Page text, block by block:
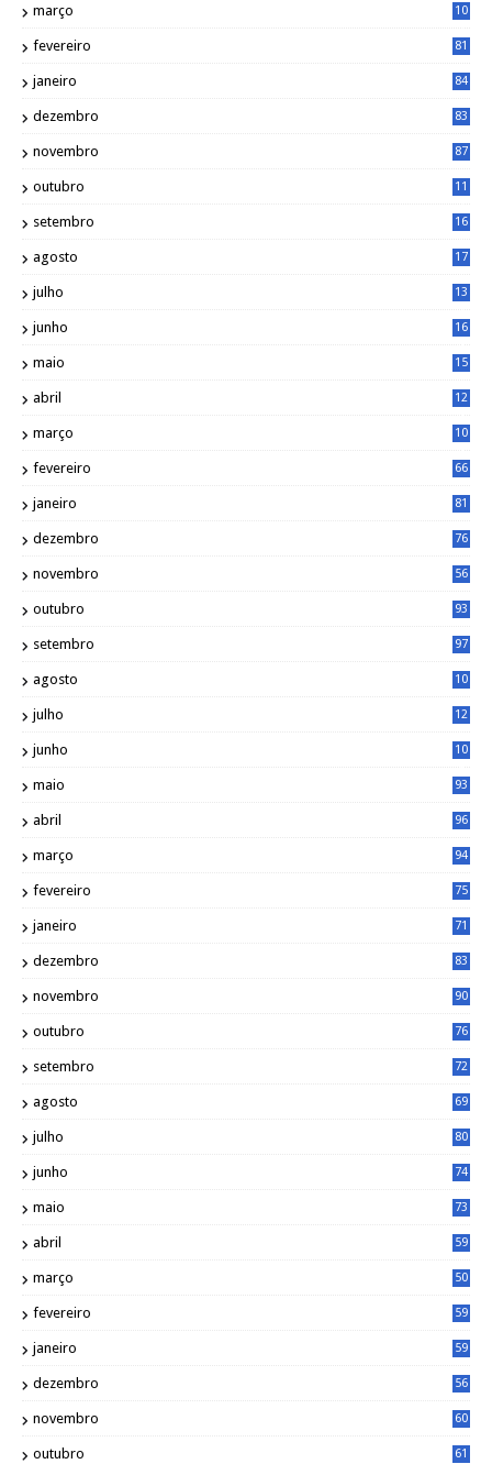
março
10
fevereiro 81
janeiro 84
dezembro 83
novembro 87
outubro
11
setembro
16
agosto
17
julho
13
junho
16
maio
15
abril
12
março
10
fevereiro 66
janeiro 81
dezembro 76
novembro 56
outubro 93
setembro 97
agosto
10
julho
12
junho
10
maio 93
abril 96
março 94
fevereiro 75
janeiro 71
dezembro 83
novembro 90
outubro 76
setembro 72
agosto 69
julho 80
junho 74
maio 73
abril 59
março 50
fevereiro 59
janeiro 59
dezembro 56
novembro 60
outubro 61